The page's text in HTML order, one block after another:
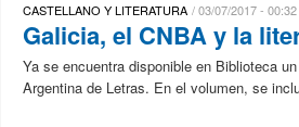
CASTELLANO Y LITERATURA 03/07/2017 - 00:32
Galicia, el CNBA y la
Ya se encuentra disponible en Biblioteca
Argentina de Letras. En el volumen, se